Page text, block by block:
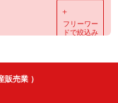
＋
フリーワー
ドで絞込み
販売業 ）